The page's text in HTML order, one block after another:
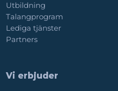
Utbildning
Talangprogram
Lediga tjänster
Partners
Vi erbjuder